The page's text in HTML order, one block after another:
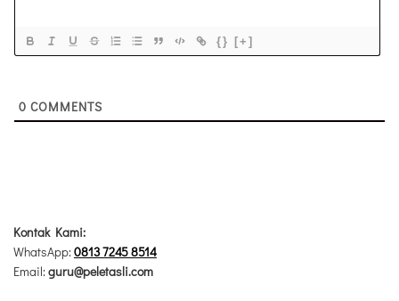
{} [+]
0 COMMENTS
Kontak Kami:
WhatsApp:0813 7245 8514
Email:guru@peletasli.com